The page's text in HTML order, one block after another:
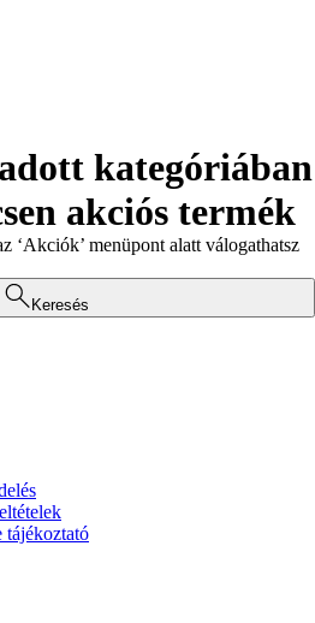
kategóriában
akciós termék
‘Akciók’ menüpont alatt válogathatsz
Keresés
tájékoztató